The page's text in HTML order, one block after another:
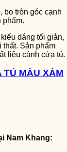
bo tròn góc cạnh
phẩm.
dáng tối giản,
thất. Sản phẩm
liệu cánh cửa tủ.
TỦ MÀU XÁM
Nam Khang: